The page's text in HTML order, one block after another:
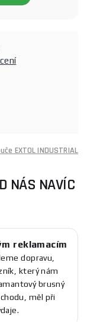
EXTOL INDUSTRIAL
NÁS NAVÍC
reklamacím
dopravu,
který nám
brusný
měl při